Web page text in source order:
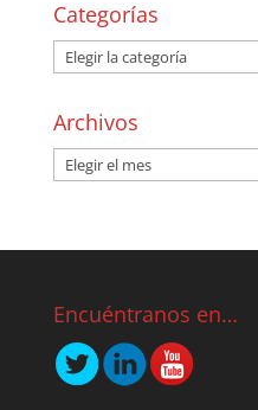
Categorías
Archivos
Encuéntranos en…